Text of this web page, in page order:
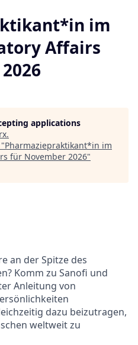
im
Affairs
applications
.
Pharmaziepraktikant*in im
für November 2026"
an der Spitze des
Komm zu Sanofi und
Anleitung von
dazu beizutragen,
weltweit zu